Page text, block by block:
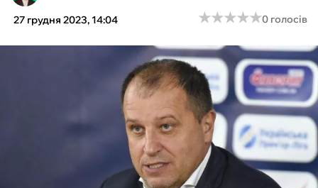
ТЕНІС
27 грудня 2023, 14:04 ★★★★★
★★★★★0 голосів